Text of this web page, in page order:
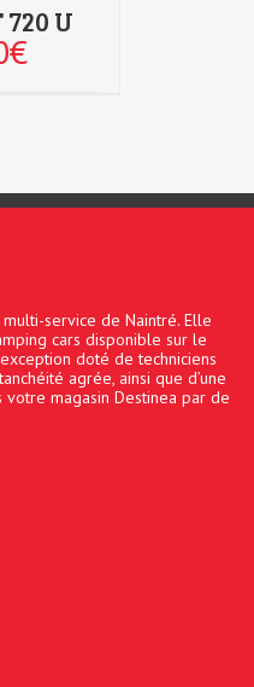
U
€
service de Naintré. Elle
cars disponible sur le
doté de techniciens
agrée, ainsi que d’une
magasin Destinea par de